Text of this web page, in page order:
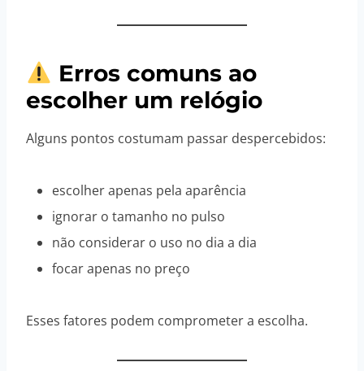
Erros comuns ao
escolher um relógio
Alguns pontos costumam passar despercebidos:
escolher apenas pela aparência
ignorar o tamanho no pulso
não considerar o uso no dia a dia
focar apenas no preço
Esses fatores podem comprometer a escolha.